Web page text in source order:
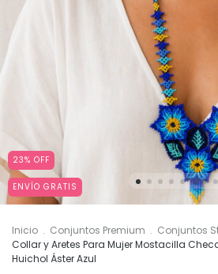
23% OFF
ENVÍO GRATIS
Inicio . Conjuntos Premium . Conjuntos
Collar y Aretes Para Mujer Mostacilla
Huichol Áster Azul